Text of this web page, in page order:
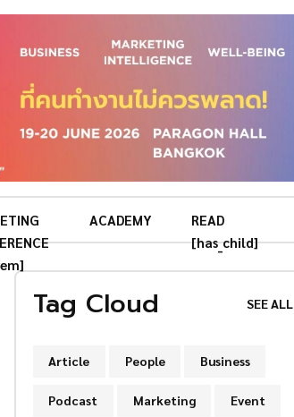
ACADEMY
READ
[has_child]
Tag Cloud SEE ALL
Article People Business
Podcast Marketing Event